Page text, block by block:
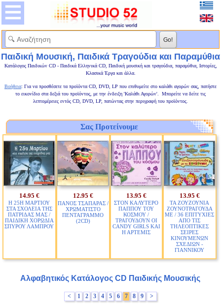
Παιδική Μουσική, Παιδικά Τραγούδια και Παραμύθια
Κατάλογος Παιδικών CD - Παιδικά Ελληνικά CD, Παιδική μουσική και τραγούδια, παραμύθια, Ιστορίες,
Κλασικά Έργα και άλλα.
Βοήθεια: Για να προσθέσετε τα προϊόντα CD, DVD, LP που επιθυμείτε στο καλάθι αγορών σας, πατήστε
το εικονίδιο στα δεξιά του προϊόντος, με την ένδειξη 'Καλάθι Αγορών'. Μπορείτε να δείτε τις
λεπτομέρειες εντός CD, DVD, LP, πατώντας στην περιγραφή του προϊόντος.
Σας Προτείνουμε
14.95 €
Η 25Η ΜΑΡΤΙΟΥ
ΣΤΑ ΣΧΟΛΕΙΑ ΤΗΣ
ΠΑΤΡΙΔΑΣ ΜΑΣ /
ΠΑΙΔΙΚΗ ΧΟΡΩΔΙΑ
ΣΠΥΡΟΥ ΛΑΜΠΡΟΥ
12.95 €
ΠΑΝΟΣ ΤΣΑΠΑΡΑΣ /
ΧΡΩΜΑΤΙΣΤΟ
ΠΕΝΤΑΓΡΑΜΜΟ
(2CD)
13.95 €
ΣΤΟΝ ΚΑΛΥΤΕΡΟ
ΠΑΠΠΟΥ ΤΟΥ
ΚΟΣΜΟΥ /
ΤΡΑΓΟΥΔΟΥΝ ΟΙ
CANDY GIRLS ΚΑΙ
Η ΑΡΤΕΜΙΣ
13.95 €
ΤΑ ΖΟΥΖΟΥΝΙΑ
ΖΟΥΝΟΤΡΑΓΟΥΔΑ
ΜΕ / 36 ΕΠΙΤΥΧΙΕΣ
ΑΠΟ ΤΙΣ
ΤΗΛΕΟΠΤΙΚΕΣ
ΣΕΙΡΕΣ
ΚΙΝΟΥΜΕΝΩΝ
ΣΧΕΔΙΩΝ -
ΓΙΑΝΝΙΚΟΥ
Αλφαβητικός Κατάλογος CD Παιδικής Μουσικής
< 1 2 3 4 5 6 7 8 9 >